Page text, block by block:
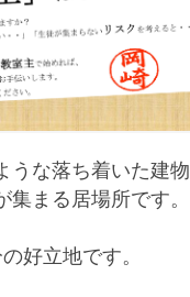
うな落ち着いた建物
まる居場所です。
好立地です。